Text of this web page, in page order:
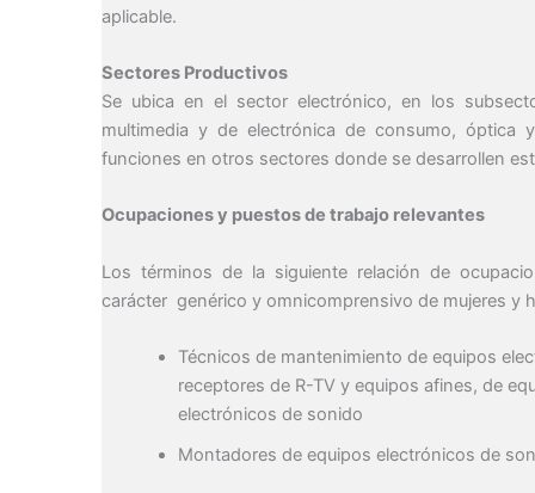
aplicable.
Sectores Productivos
Se ubica en el sector electrónico, en los
multimedia y de electrónica de consumo, óptica
funciones en otros sectores donde se desarrollen
Ocupaciones y puestos de trabajo relevantes
Los términos de la siguiente relación de
carácter genérico y omnicomprensivo de mujeres y
Técnicos de mantenimiento de equipos
receptores de R-TV y equipos afines, de
electrónicos de sonido
Montadores de equipos electrónicos de